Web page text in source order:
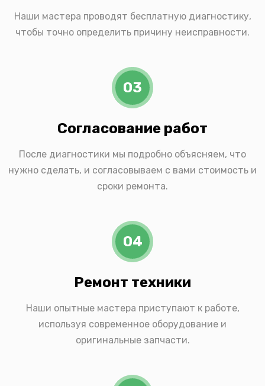
Наши мастера проводят бесплатную диагностику,
чтобы точно определить причину неисправности.
03
Согласование работ
После диагностики мы подробно объясняем, что
нужно сделать, и согласовываем с вами стоимость и
сроки ремонта.
04
Ремонт техники
Наши опытные мастера приступают к работе,
используя современное оборудование и
оригинальные запчасти.